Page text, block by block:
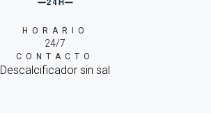
HORARIO
24/7
CONTACTO
Descalcificador sin sal